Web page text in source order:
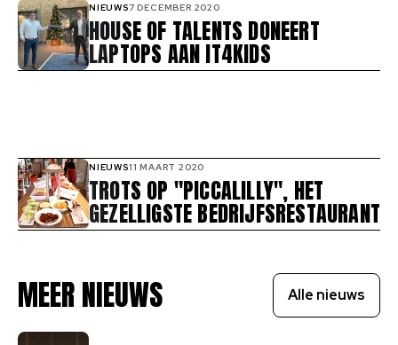
HOUSE OF TALENTS DONEERT
LAPTOPS AAN IT4KIDS
NIEUWS7 DECEMBER 2020
TROTS OP "PICCALILLY", HET
GEZELLIGSTE BEDRIJFSRESTAURANT
NIEUWS11 MAART 2020
MEER NIEUWS Alle nieuws